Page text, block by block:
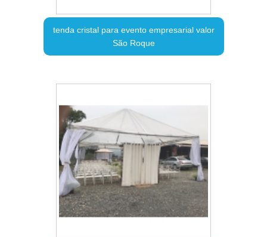
tenda cristal para evento empresarial valor
São Roque